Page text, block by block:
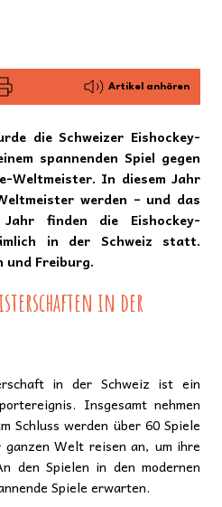
Artikel anhören
die Schweizer Eishockey-
spannenden Spiel gegen
Weltmeister. In diesem Jahr
werden – und das
finden die Eishockey-
in der Schweiz statt.
und Freiburg.
in der
in der Schweiz ist ein
Insgesamt nehmen
Schluss werden über 60 Spiele
ganzen Welt reisen an, um ihre
den Spielen in den modernen
Spiele erwarten.